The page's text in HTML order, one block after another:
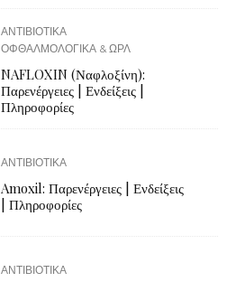
ΑΝΤΙΒΙΟΤΙΚΑ
ΟΦΘΑΛΜΟΛΟΓΙΚΑ & ΩΡΛ
NAFLOXIN (Ναφλοξίνη):
Παρενέργειες | Ενδείξεις |
Πληροφορίες
ΑΝΤΙΒΙΟΤΙΚΑ
Amoxil: Παρενέργειες | Ενδείξεις
| Πληροφορίες
ΑΝΤΙΒΙΟΤΙΚΑ